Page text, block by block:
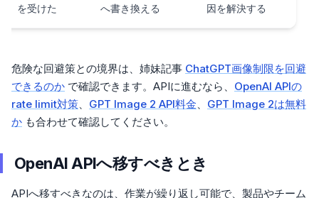
を受けた
へ書き換える
因を解決する
危険な回避策との境界は、姉妹記事 ChatGPT画像制限を回避
できるのか で確認できます。APIに進むなら、 OpenAI APIの
rate limit対策、 GPT Image 2 API料金、 GPT Image 2は無料
か も合わせて確認してください。
OpenAI APIへ移すべきとき
APIへ移すべきなのは、作業が繰り返し可能で、製品やチーム